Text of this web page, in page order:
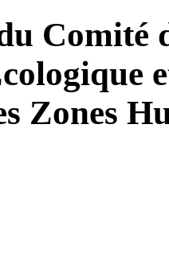
Comité
Zones